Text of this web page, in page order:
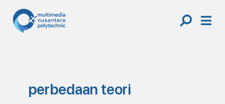
content
perbedaan teori